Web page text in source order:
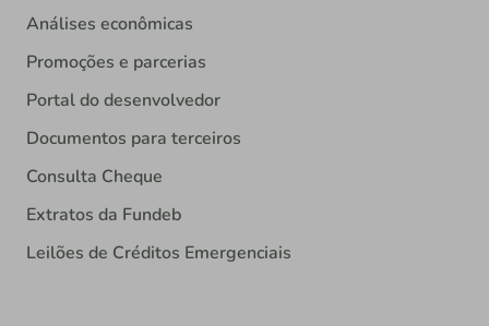
Análises econômicas
Promoções e parcerias
Portal do desenvolvedor
Documentos para terceiros
Consulta Cheque
Extratos da Fundeb
Leilões de Créditos Emergenciais